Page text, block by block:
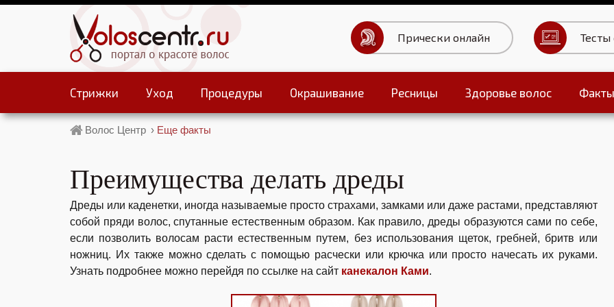
Прически онлайн Тесты
Стрижки Уход Процедуры Окрашивание Ресницы Здоровье волос Факты
Волос Центр › Еще факты
Преимущества делать дреды
Дреды или каденетки, иногда называемые просто страхами, замками или даже растами, представляют
собой пряди волос, спутанные естественным образом. Как правило, дреды образуются сами по себе,
если позволить волосам расти естественным путем, без использования щеток, гребней, бритв или
ножниц. Их также можно сделать с помощью расчески или крючка или просто начесать их руками.
Узнать подробнее можно перейдя по ссылке на сайт канекалон Ками.